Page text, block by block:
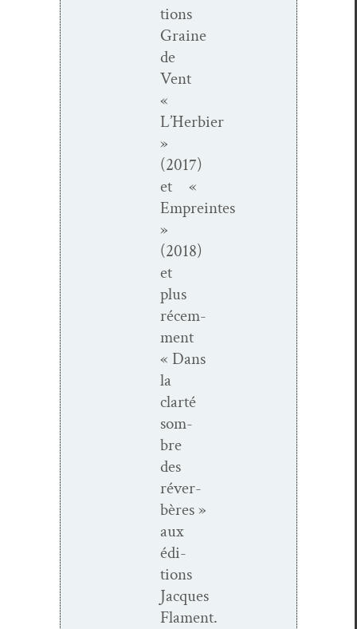
tions
Graine
de
Vent
«
L’Herbier
»
(2017)
et «
Empreintes
»
(2018)
et
plus
récem­
ment
« Dans
la
clarté
som­
bre
des
réver­
bères »
aux
édi­
tions
Jacques
Flament.